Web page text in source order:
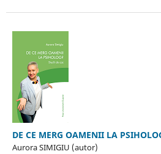
DE CE MERG OAMENII LA
Aurora SIMIGIU (autor)